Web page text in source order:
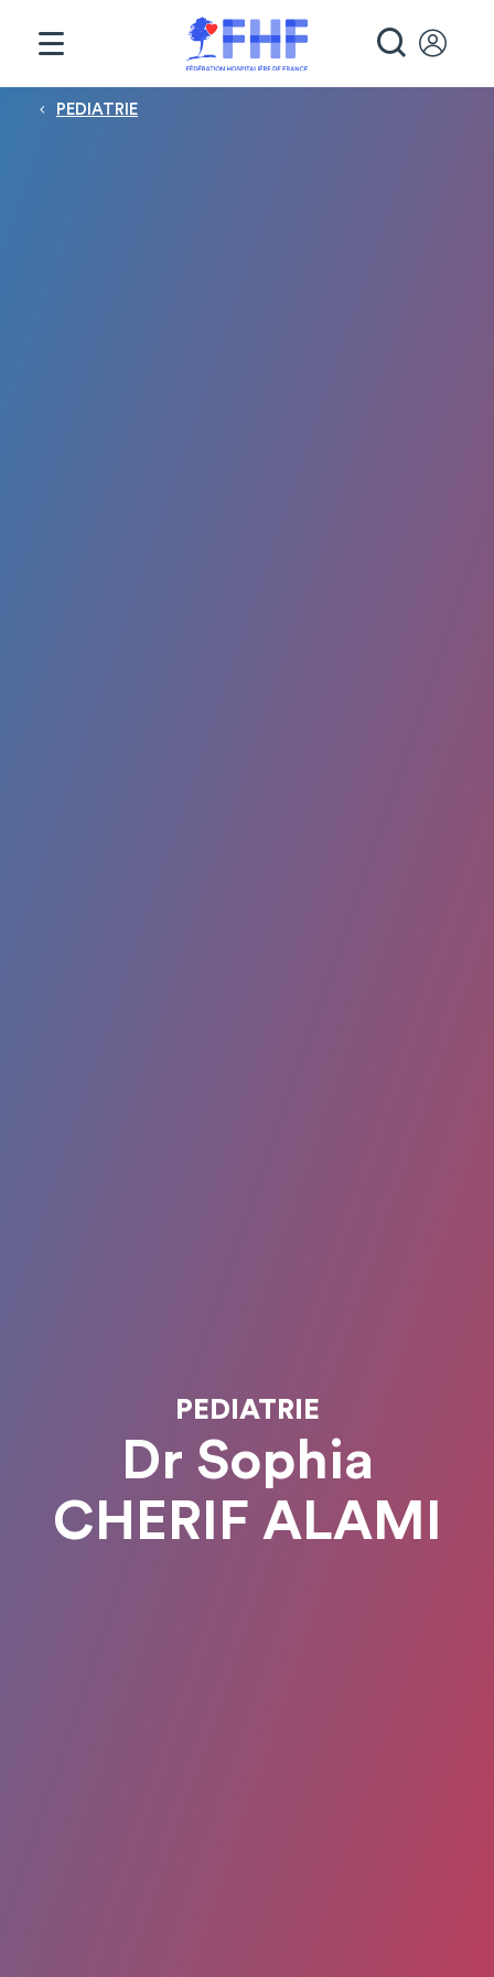
Fil d'Ariane
PEDIATRIE
PEDIATRIE
Dr Sophia
CHERIF ALAMI
Panneau de gestion des cookies